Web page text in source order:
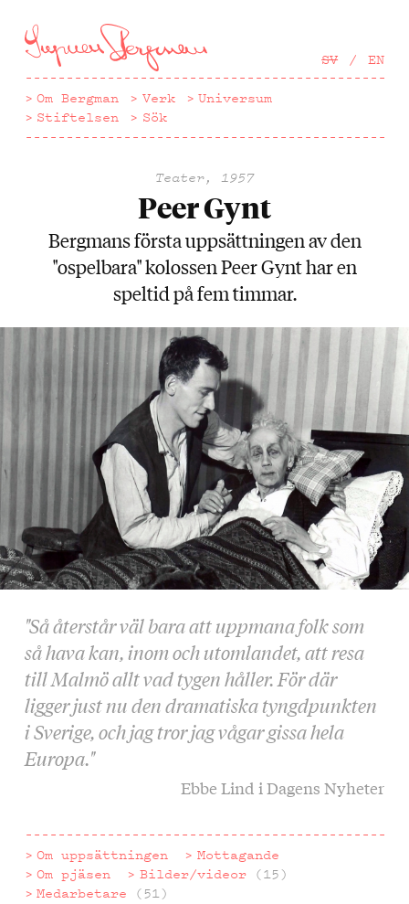
till
huvudinnehåll
SV EN
Om Bergman Verk
Universum
Stiftelsen
Sök
Teater, 1957
Peer Gynt
Bergmans första uppsättningen av den
"ospelbara" kolossen Peer Gynt har en
speltid på fem timmar.
"Så återstår väl bara att uppmana folk som
så hava kan, inom och utomlandet, att resa
till Malmö allt vad tygen håller. För där
ligger just nu den dramatiska tyngdpunkten
i Sverige, och jag tror jag vågar gissa hela
Europa."
Ebbe Lind i Dagens Nyheter
Om uppsättningen
Mottagande
Om pjäsen
Bilder/videor (15)
Medarbetare (51)